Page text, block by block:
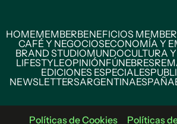
HOMEMEMBERBENEFICIOS MEMBER
CAFÉ Y NEGOCIOSECONOMÍA Y
BRAND STUDIOMUNDOCULTURA
LIFESTYLEOPINIÓNFÚNEBRES
EDICIONES ESPECIALES
NEWSLETTERSARGENTINAESPAÑA
Políticas de Cookies Políticas